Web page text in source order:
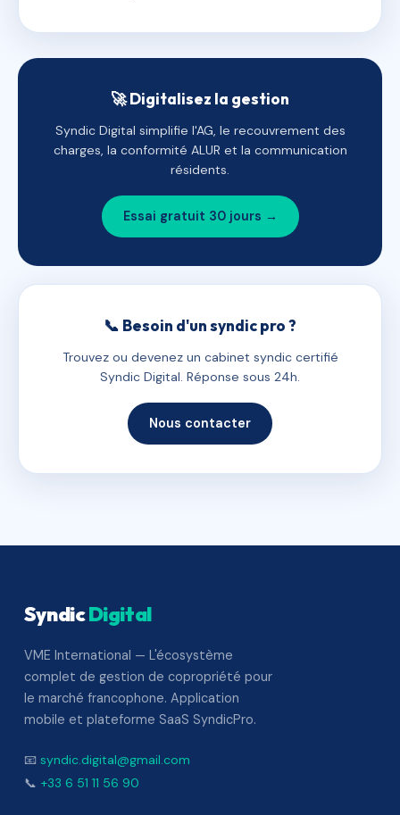
🚀 Digitalisez la gestion
Syndic Digital simplifie l'AG, le recouvrement des
charges, la conformité ALUR et la communication
résidents.
Essai gratuit 30 jours →
📞 Besoin d'un syndic pro ?
Trouvez ou devenez un cabinet syndic certifié
Syndic Digital. Réponse sous 24h.
Nous contacter
SyndicDigital
VME International — L'écosystème
complet de gestion de copropriété pour
le marché francophone. Application
mobile et plateforme SaaS SyndicPro.
📧 syndic.digital@gmail.com
📞 +33 6 51 11 56 90